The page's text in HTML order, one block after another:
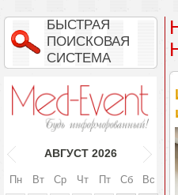
БЫСТРАЯ
ПОИСКОВАЯ
СИСТЕМА
АВГУСТ 2026
Пн Вт Ср Чт Пт Сб
Вс